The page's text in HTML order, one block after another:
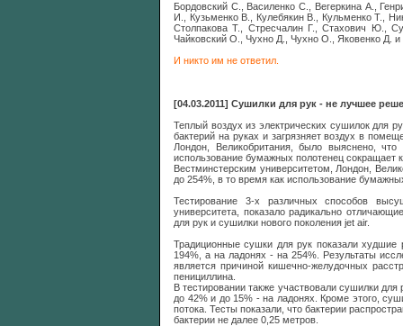
Бордовский С., Василенко С., Вегеркина А.,
И., Кузьменко В., Кулебякин В., Кульменко Т.,
Столпакова Т., Стресчалин Г., Стахович Ю.,
Чайковский О., Чухно Д., Чухно О., Яковенко Д. и
И никто им не ответил.
[04.03.2011] Сушилки для рук - не лучшее
Теплый воздух из электрических сушилок для
бактерий на руках и загрязняет воздух в
Лондон, Великобритания, было выяснено,
использование бумажных полотенец сокращает
Вестминстерским университетом, Лондон,
до 254%, в то время как использование
Тестирование 3-х различных способов
университета, показало радикально
для рук и сушилки нового поколения jet air.
Традиционные сушки для рук показали худшие
194%, а на ладонях - на 254%. Результаты
является причиной кишечно-желудочных
пенициллина.
В тестировании также участвовали сушилки для
до 42% и до 15% - на ладонях. Кроме этого,
потока. Тесты показали, что бактерии
бактерии не далее 0,25 метров.